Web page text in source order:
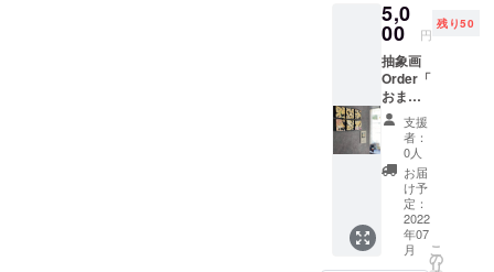
■ 主な出展歴
2025年3月：
日台の絆展
（台湾）
2023年6月：
第1回 日仏友
好オリジナ
作では
繋ぎ絵
の様に
模様が
繋がる
のでよ
り面白
い表現
ができ
るの
で、個
人的に
は複数
の注文
がおす
１０㎝×
１０㎝
（正方
形） ※
画材は
水彩絵
の具に
なりま
す。 ※
色や画
材は選
べませ
ん。 １
０㎝正
方形の
5,0
00 円
残り50
抽象画
Order「
おまか
せ
Order」
サイズ
１０㎝×
１０㎝
（正方
形） ※
画材は
水彩絵
支援
者：
0人
お届
け予
定：
2022
年07
月
こ
の
リ